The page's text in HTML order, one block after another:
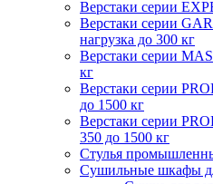
Верстаки серии
Верстаки серии
нагрузка до 300 кг
Верстаки серии
кг
Верстаки серии
до 1500 кг
Верстаки серии
350 до 1500 кг
Стулья
Сушильные шкафы